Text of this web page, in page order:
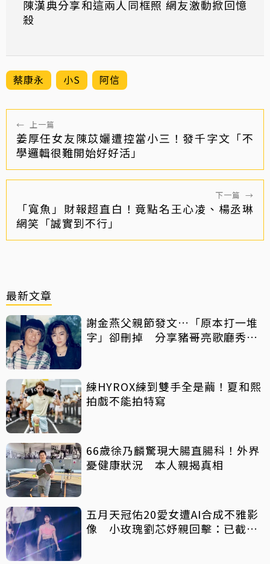
陳漢典分享和這兩人同框照 網友激動掀回憶
殺
蔡康永 小S 阿信
← 上一篇
姜厚任女友陳苡孋遭控當小三！發千字文「不
學邏輯很難開始好好活」
下一篇 →
「寬魚」財報超直白！竟點名王心凌、楊丞琳
網笑「誠實到不行」
最新文章
謝金燕父親節發文…「原本打一堆
字」卻刪掉 分享豬哥亮歌廳秀歌
練HYROX練到雙手全是繭！夏和熙
拍戲不能拍特寫
66歲徐乃麟驚現大腸直腸科！外界
憂健康狀況 本人親揭真相
五月天冠佑20愛女遭AI合成不雅影
像 小玫瑰劉芯妤親回擊：已截圖